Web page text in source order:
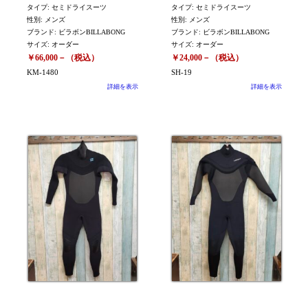
ズ コールドフルセミドラ
イ ORDERサイズ (身長156㎝体
重50㎏）※KM-1480
タイプ: セミドライスーツ
性別: メンズ
ブランド: ビラボンBILLABONG
サイズ: オーダー
￥66,000－（税込）
KM-1480
詳細を表示
フルセミドライ ORDERサイズ
※SH-19
タイプ: セミドライスーツ
性別: メンズ
ブランド: ビラボンBILLABONG
サイズ: オーダー
￥24,000－（税込）
SH-19
詳細を表示